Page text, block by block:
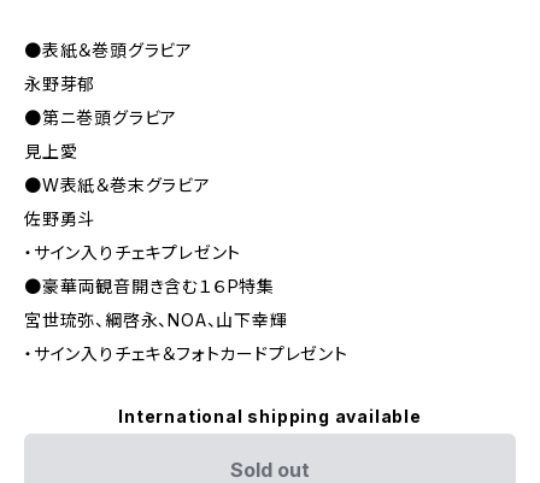
●表紙＆巻頭グラビア
永野芽郁
●第ニ巻頭グラビア
見上愛
●W表紙＆巻末グラビア
佐野勇斗
・サイン入りチェキプレゼント
●豪華両観音開き含む１６P特集
宮世琉弥、綱啓永、NOA、山下幸輝
・サイン入りチェキ＆フォトカードプレゼント
International shipping available
Sold out